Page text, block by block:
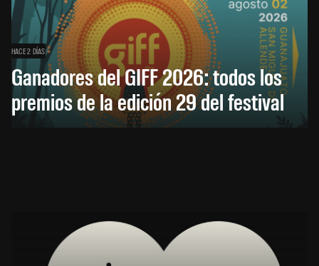
HACE 2 DÍAS
Ganadores del GIFF 2026: todos los
premios de la edición 29 del festival